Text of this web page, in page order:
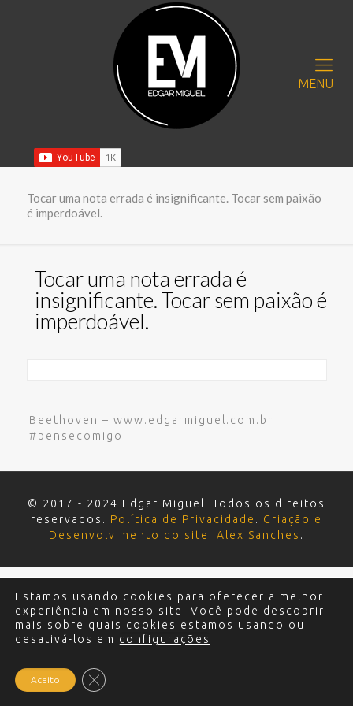
MENU
Tocar uma nota errada é insignificante. Tocar sem paixão
é imperdoável.
Tocar uma nota errada é
insignificante. Tocar sem paixão é
imperdoável.
Beethoven – www.edgarmiguel.com.br
#pensecomigo
© 2017 - 2024 Edgar Miguel. Todos os direitos
reservados. Política de Privacidade . Criação e
Desenvolvimento do site: Alex Sanches .
Estamos usando cookies para oferecer a melhor
experiência em nosso site. Você pode descobrir
mais sobre quais cookies estamos usando ou
desativá-los em configurações .
Aceito Close GDPR Cookie Banner